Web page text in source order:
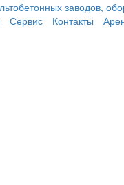
Сервис Контакты